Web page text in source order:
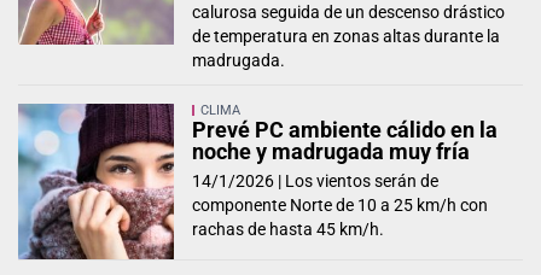
calurosa seguida de un descenso drástico
de temperatura en zonas altas durante la
madrugada.
CLIMA
Prevé PC ambiente cálido en la
noche y madrugada muy fría
14/1/2026 | Los vientos serán de
componente Norte de 10 a 25 km/h con
rachas de hasta 45 km/h.